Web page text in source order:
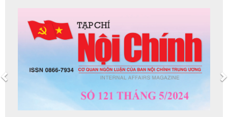
Previous